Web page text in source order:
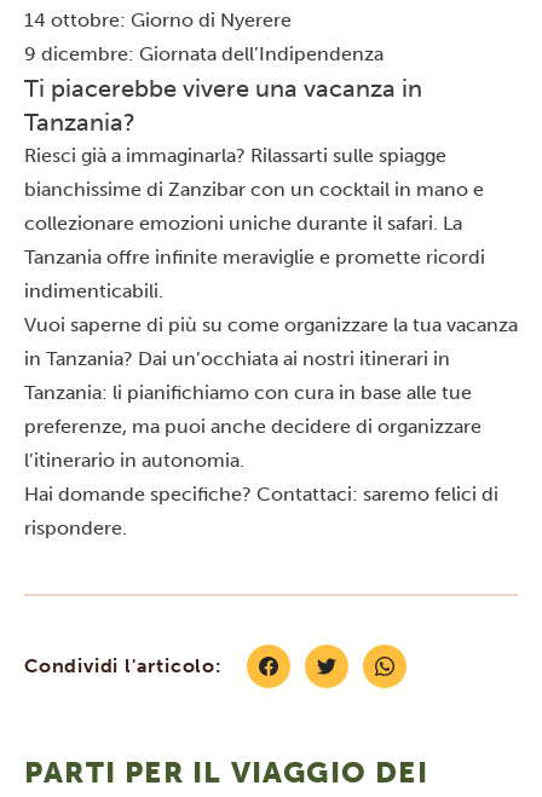
14 ottobre: Giorno di Nyerere
9 dicembre: Giornata dell’Indipendenza
Ti piacerebbe vivere una vacanza in
Tanzania?
Riesci già a immaginarla? Rilassarti sulle spiagge
bianchissime di Zanzibar con un cocktail in mano e
collezionare emozioni uniche durante il safari. La
Tanzania offre infinite meraviglie e promette ricordi
indimenticabili.
Vuoi saperne di più su come organizzare la tua vacanza
in Tanzania? Dai un’occhiata ai nostri itinerari in
Tanzania: li pianifichiamo con cura in base alle tue
preferenze, ma puoi anche decidere di organizzare
l’itinerario in autonomia.
Hai domande specifiche? Contattaci: saremo felici di
rispondere.
Condividi l'articolo:
PARTI PER IL VIAGGIO DEI